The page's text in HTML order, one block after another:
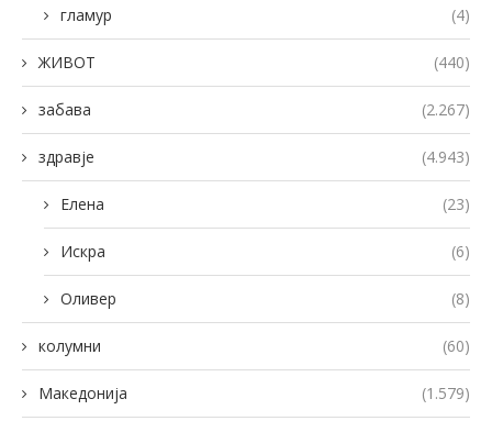
гламур (4)
ЖИВОТ (440)
забава (2.267)
здравје (4.943)
Елена (23)
Искра (6)
Оливер (8)
колумни (60)
Македонија (1.579)